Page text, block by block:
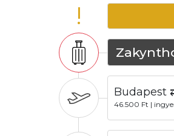
!
Budapest
46.500 Ft |